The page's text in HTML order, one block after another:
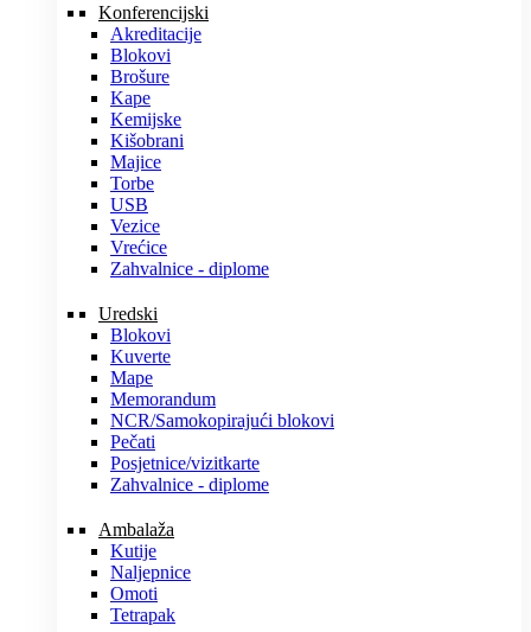
Konferencijski
Akreditacije
Blokovi
Brošure
Kape
Kemijske
Kišobrani
Majice
Torbe
USB
Vezice
Vrećice
Zahvalnice - diplome
Uredski
Blokovi
Kuverte
Mape
Memorandum
NCR/Samokopirajući blokovi
Pečati
Posjetnice/vizitkarte
Zahvalnice - diplome
Ambalaža
Kutije
Naljepnice
Omoti
Tetrapak